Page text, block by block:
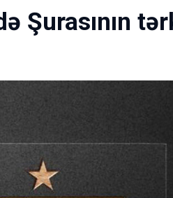
Şurasının